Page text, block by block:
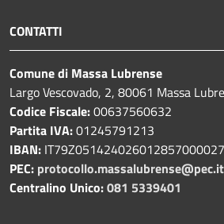
CONTATTI
Comune di Massa Lubrense
Largo Vescovado, 2, 80061 Massa
Codice Fiscale:00637560632
Partita IVA:01245791213
IBAN:
PEC: protocollo.massalubrense@pec.it
Centralino Unico:081 5339401